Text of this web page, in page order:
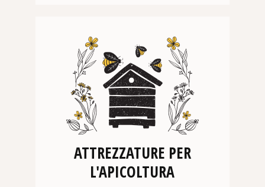
ATTREZZATURE PER
L'APICOLTURA